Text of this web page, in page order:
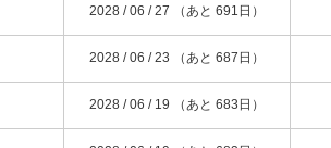
2028 / 06 / 27 （あと 691日）
2028 / 06 / 23 （あと 687日）
2028 / 06 / 19 （あと 683日）